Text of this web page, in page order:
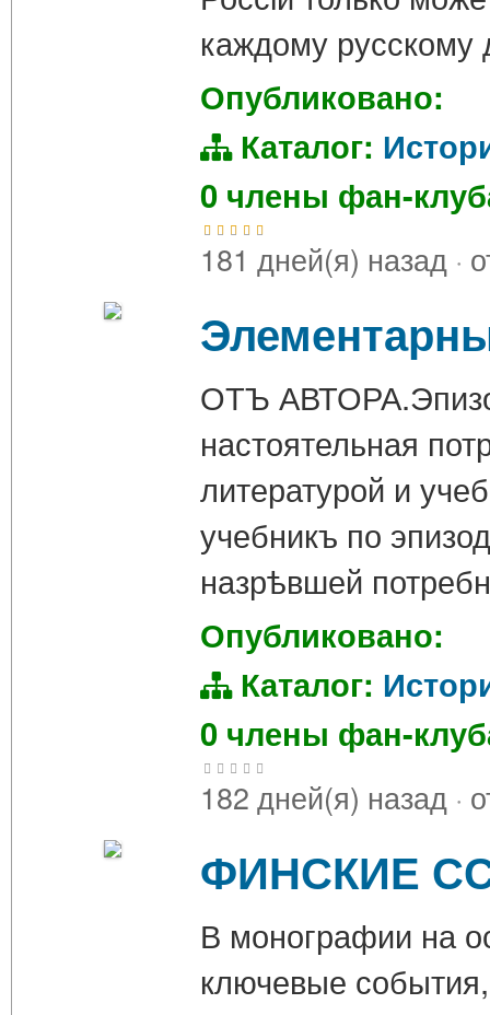
каждому
Опубликовано:
Каталог:
0 члены фан-
181 дней(я) назад ·
ОТЪ
настоятельная
литературой и
учебникъ по
назрѣвшей
Опубликовано:
Каталог:
0 члены фан-
182 дней(я) назад ·
ФИНСКИЕ
В монографии на
ключевые